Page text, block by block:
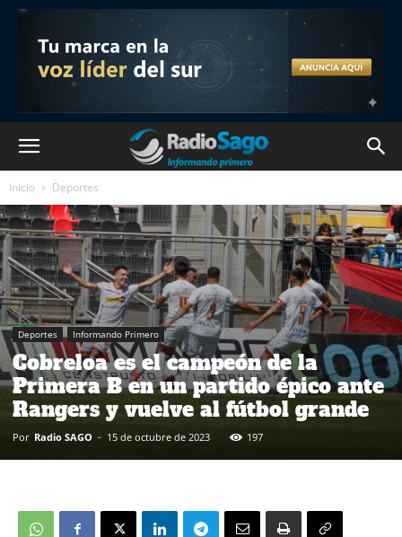
Inicio Deportes
Deportes Informando Primero
Cobreloa es el campeón de la
Primera B en un partido épico ante
Rangers y vuelve al fútbol grande
Por Radio SAGO - 15 de octubre de 2023 197